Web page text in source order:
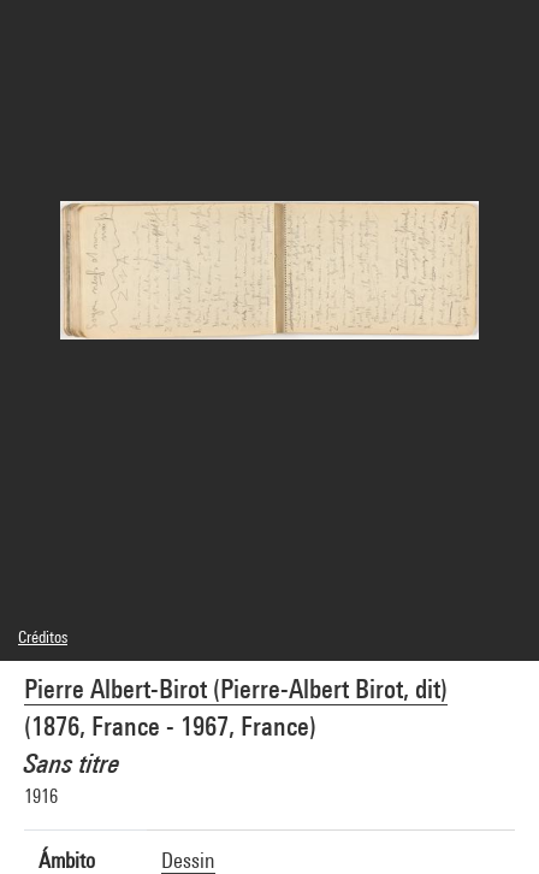
Pierre Albert-Birot (Pierre-Albert Birot, dit)
(1876, France - 1967, France)
Sans titre
1916
Ámbito Dessin
Créditos
© Mme Joëlle Jean
Créditos fotográficos : Centre Pompidou, MNAM-CCI/Bertrand Prévost/Dist.
GrandPalaisRmn
Referencia de la imagen : 4N77741
Difusión de la imagen :